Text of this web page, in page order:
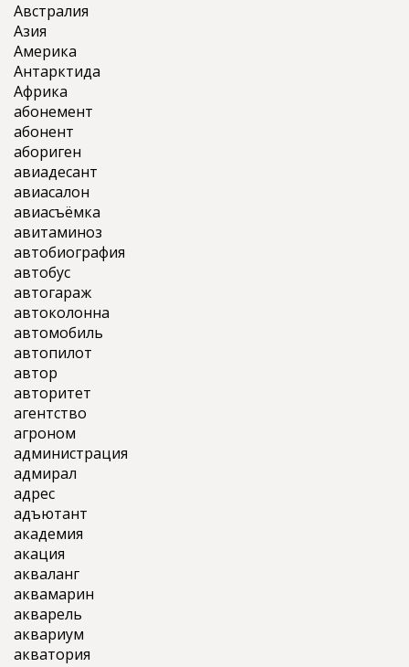
Австралия
Азия
Америка
Антарктида
Африка
абонемент
абонент
абориген
авиадесант
авиасалон
авиасъёмка
авитаминоз
автобиография
автобус
автогараж
автоколонна
автомобиль
автопилот
автор
авторитет
агентство
агроном
администрация
адмирал
адрес
адъютант
академия
акация
акваланг
аквамарин
акварель
аквариум
акватория